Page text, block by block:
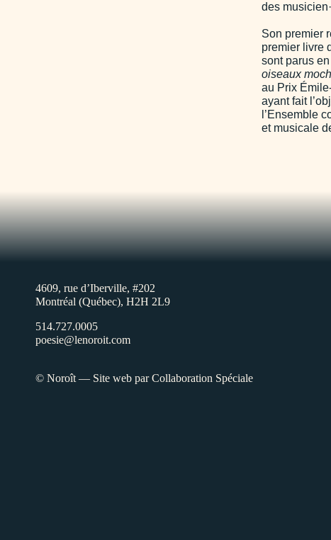
des
Son premier
premier livre
sont parus
oiseaux
au Prix
ayant fait
l’Ensemble
et musicale
4609, rue d’Iberville, #202
Montréal (Québec), H2H 2L9
514.727.0005
poesie@lenoroit.com
© Noroît — Site web parCollaboration Spéciale